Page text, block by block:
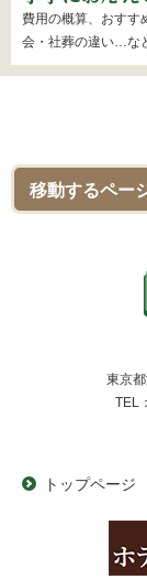
費用の概算、おすす
会・社葬の違い…な
東京
TEL：
トップページ